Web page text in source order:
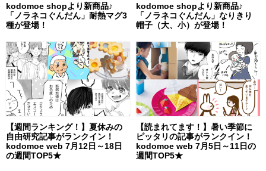
kodomoe shopより新商品♪
「ノラネコぐんだん」耐熱マグ3
種が登場！
kodomoe shopより新商品♪
「ノラネコぐんだん」なりきり
帽子（大、小）が登場！
【週間ランキング！】夏休みの
自由研究記事がランクイン！
kodomoe web 7月12日～18日
の週間TOP5★
【読まれてます！】暑い季節に
ピッタリの記事がランクイン！
kodomoe web 7月5日～11日の
週間TOP5★